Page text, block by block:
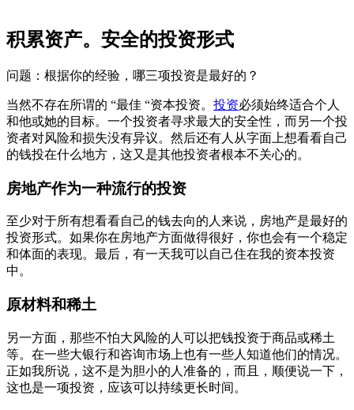
积累资产。安全的投资形式
问题：根据你的经验，哪三项投资是最好的？
当然不存在所谓的 “最佳 “资本投资。 投资必须始终适合个人
和他或她的目标。一个投资者寻求最大的安全性，而另一个投
资者对风险和损失没有异议。然后还有人从字面上想看看自己
的钱投在什么地方，这又是其他投资者根本不关心的。
房地产作为一种流行的投资
至少对于所有想看看自己的钱去向的人来说，房地产是最好的
投资形式。如果你在房地产方面做得很好，你也会有一个稳定
和体面的表现。最后，有一天我可以自己住在我的资本投资
中。
原材料和稀土
另一方面，那些不怕大风险的人可以把钱投资于商品或稀土
等。在一些大银行和咨询市场上也有一些人知道他们的情况。
正如我所说，这不是为胆小的人准备的，而且，顺便说一下，
这也是一项投资，应该可以持续更长时间。